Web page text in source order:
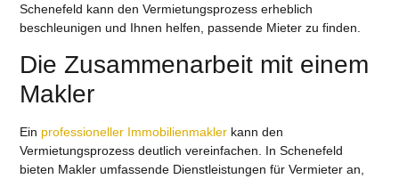
Schenefeld kann den Vermietungsprozess erheblich
beschleunigen und Ihnen helfen, passende Mieter zu finden.
Die Zusammenarbeit mit einem
Makler
Ein professioneller Immobilienmakler kann den
Vermietungsprozess deutlich vereinfachen. In Schenefeld
bieten Makler umfassende Dienstleistungen für Vermieter an,